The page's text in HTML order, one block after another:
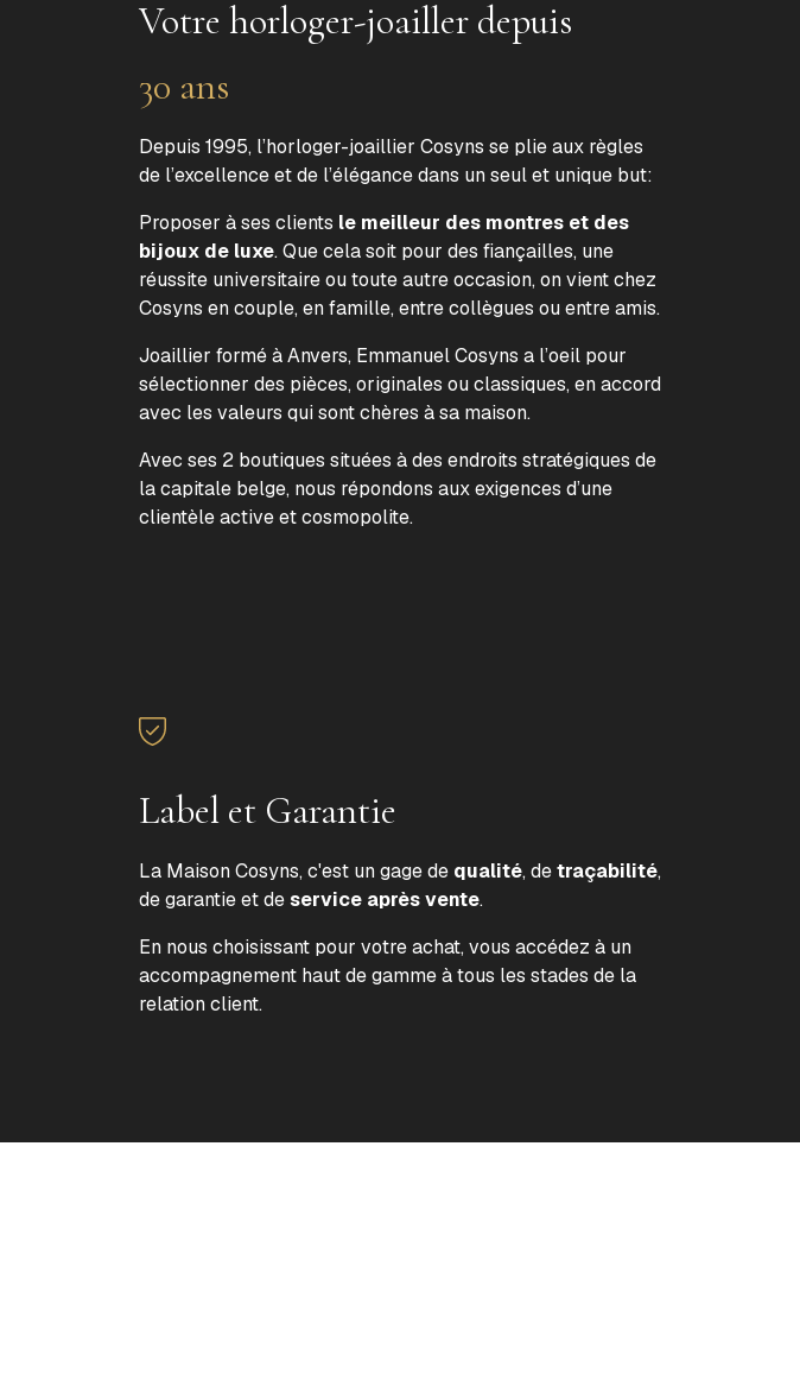
Votre horloger-joailler depuis
30 ans
Depuis 1995, l’horloger-joaillier Cosyns se plie aux règles
de l’excellence et de l’élégance dans un seul et unique but:
Proposer à ses clients le meilleur des montres et des
bijoux de luxe. Que cela soit pour des fiançailles, une
réussite universitaire ou toute autre occasion, on vient chez
Cosyns en couple, en famille, entre collègues ou entre amis.
Joaillier formé à Anvers, Emmanuel Cosyns a l’oeil pour
sélectionner des pièces, originales ou classiques, en accord
avec les valeurs qui sont chères à sa maison.
Avec ses 2 boutiques situées à des endroits stratégiques de
la capitale belge, nous répondons aux exigences d’une
clientèle active et cosmopolite.
Label et Garantie
La Maison Cosyns, c'est un gage de qualité, detraçabilité,
de garantie et deservice après vente.
En nous choisissant pour votre achat, vous accédez à un
accompagnement haut de gamme à tous les stades de la
relation client.